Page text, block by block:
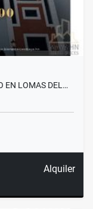
EN LOMAS DEL…
Alquiler